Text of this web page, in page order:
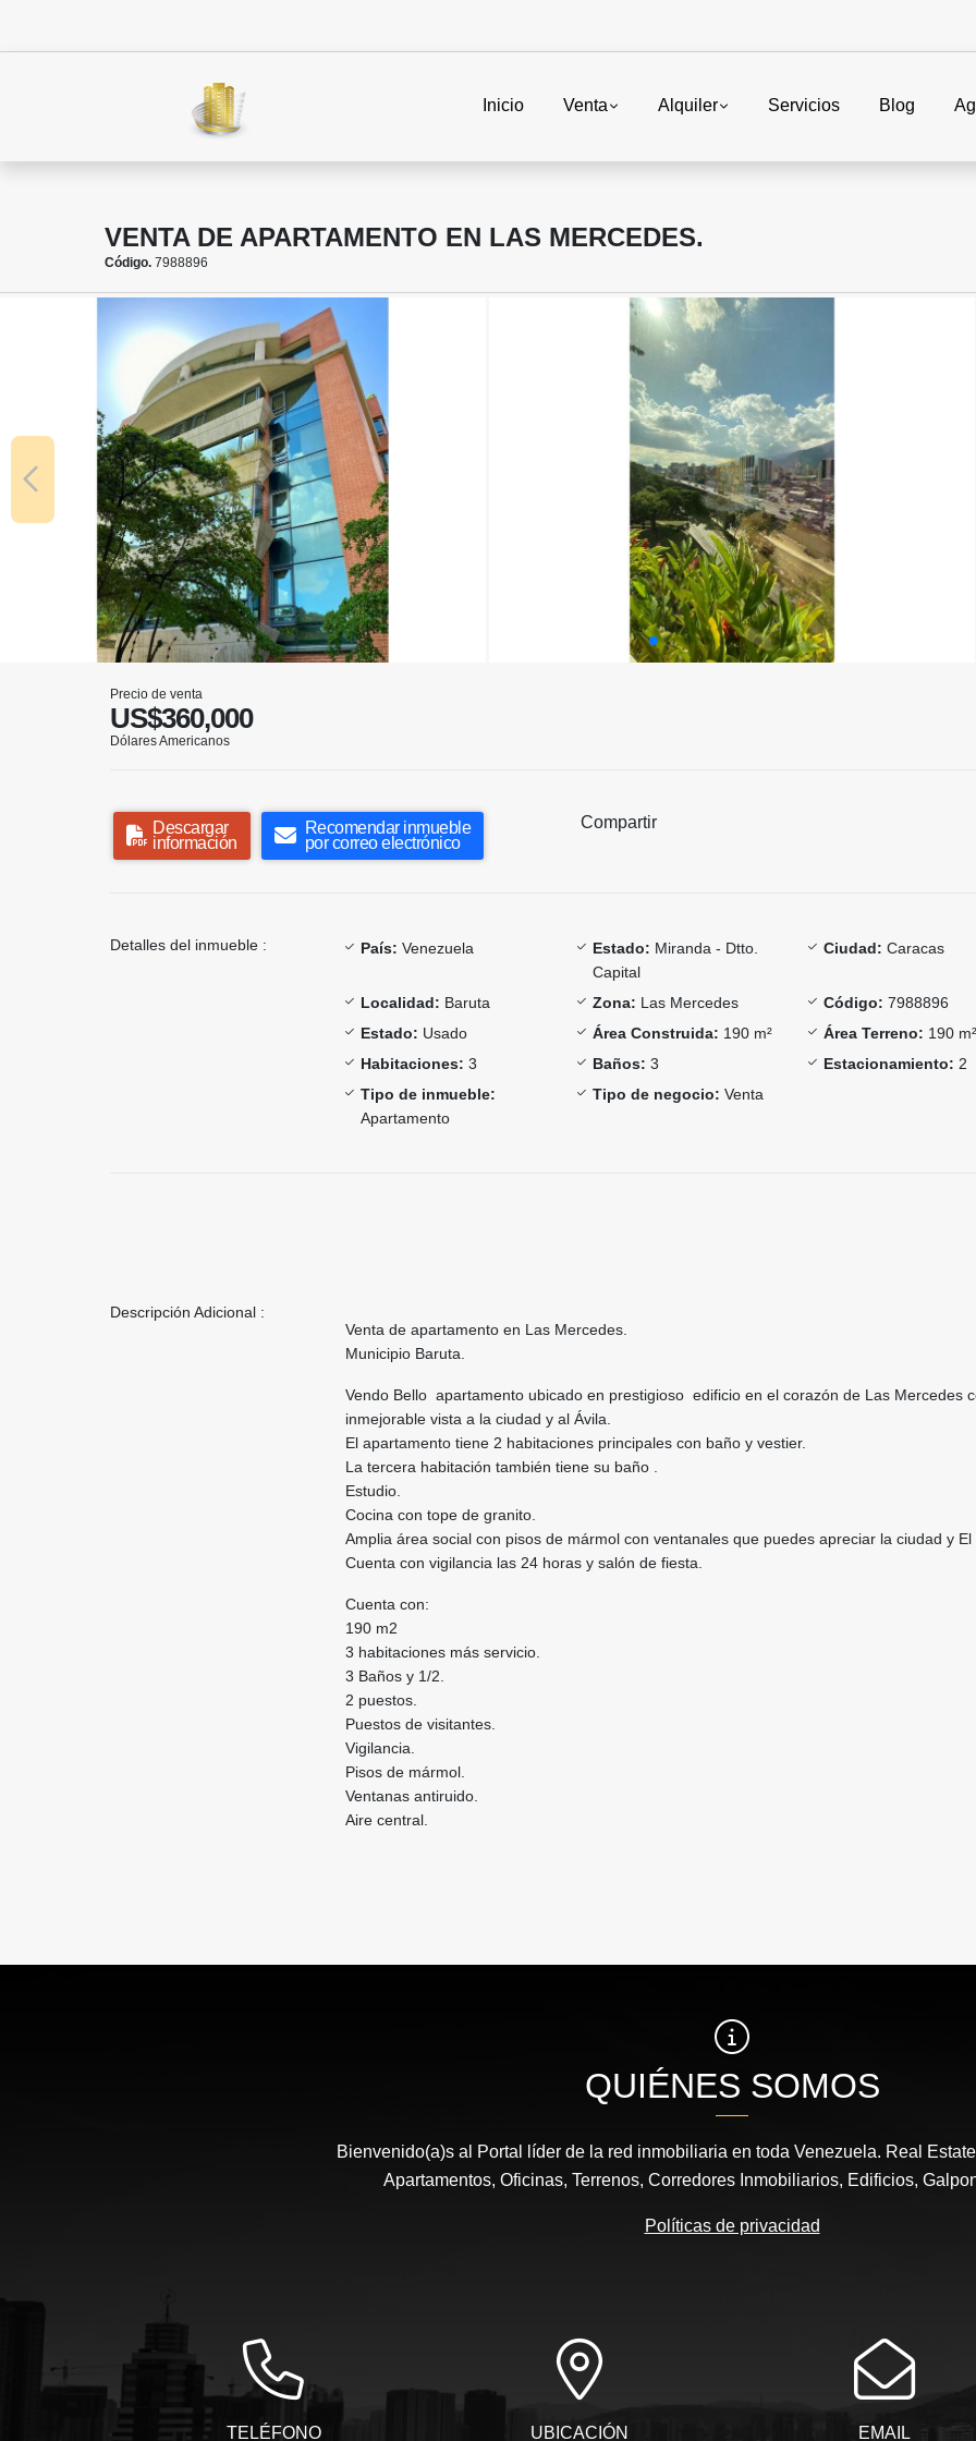
Inicio Venta Alquiler Servicios Blog
VENTA DE APARTAMENTO EN LAS MERCEDES.
Código. 7988896
Precio de venta
US$360,000
Dólares Americanos
Descargar
información
Recomendar inmueble
por correo electrónico
Compartir
Detalles del inmueble : País: Venezuela Estado: Miranda - Dtto.
Capital
Ciudad: Caracas
Localidad: Baruta Zona: Las Mercedes Código: 7988896
Estado: Usado Área Construida: 190 m² Área Terreno: 190 m²
Habitaciones: 3 Baños: 3 Estacionamiento: 2
Tipo de inmueble:
Apartamento
Tipo de negocio: Venta
Descripción Adicional :
Venta de apartamento en Las Mercedes.
Municipio Baruta.
Vendo Bello apartamento ubicado en prestigioso edificio en el corazón de Las Mercedes
inmejorable vista a la ciudad y al Ávila.
El apartamento tiene 2 habitaciones principales con baño y vestier.
La tercera habitación también tiene su baño .
Estudio.
Cocina con tope de granito.
Amplia área social con pisos de mármol con ventanales que puedes apreciar la ciudad y El
Cuenta con vigilancia las 24 horas y salón de fiesta.
Cuenta con:
190 m2
3 habitaciones más servicio.
3 Baños y 1/2.
2 puestos.
P⁠uestos de visitantes.
Vigilancia.
P⁠isos de mármol.
Ventanas antiruido.
Aire central.
QUIÉNES SOMOS
Bienvenido(a)s al Portal líder de la red inmobiliaria en toda Venezuela. Real
Apartamentos, Oficinas, Terrenos, Corredores Inmobiliarios, Edificios,
Políticas de privacidad
TELÉFONO UBICACIÓN EMAIL